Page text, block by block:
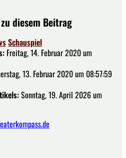
diesem Beitrag
Schauspiel
Freitag, 14. Februar 2020 um
13. Februar 2020 um 08:57:59
Sonntag, 19. April 2026 um